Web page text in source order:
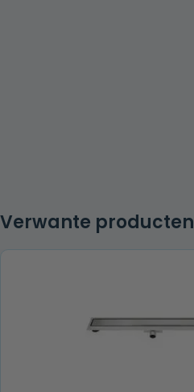
Verwante producten